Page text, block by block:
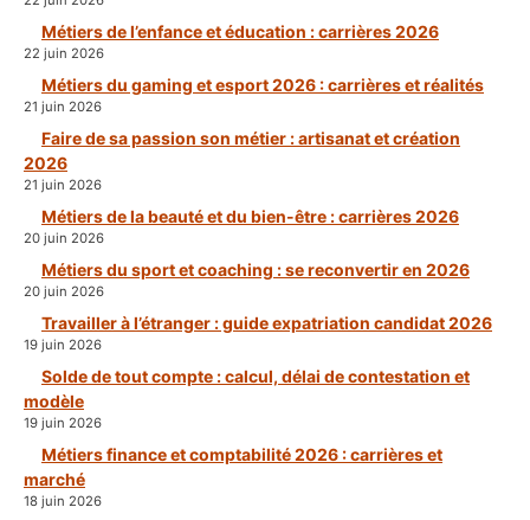
Métiers de l’enfance et éducation : carrières 2026
22 juin 2026
Métiers du gaming et esport 2026 : carrières et réalités
21 juin 2026
Faire de sa passion son métier : artisanat et création
2026
21 juin 2026
Métiers de la beauté et du bien-être : carrières 2026
20 juin 2026
Métiers du sport et coaching : se reconvertir en 2026
20 juin 2026
Travailler à l’étranger : guide expatriation candidat 2026
19 juin 2026
Solde de tout compte : calcul, délai de contestation et
modèle
19 juin 2026
Métiers finance et comptabilité 2026 : carrières et
marché
18 juin 2026